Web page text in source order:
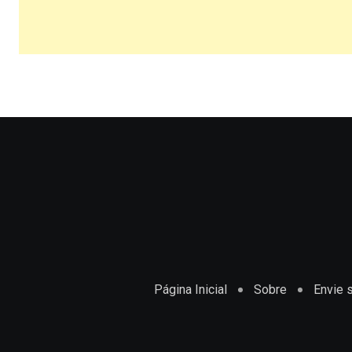
Página Inicial Sobre Envie